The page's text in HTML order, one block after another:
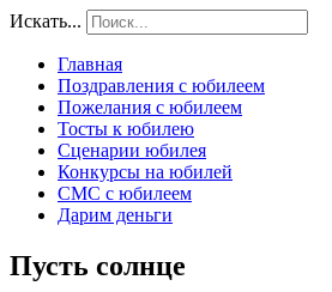
Искать...
Главная
Поздравления с юбилеем
Пожелания с юбилеем
Тосты к юбилею
Сценарии юбилея
Конкурсы на юбилей
СМС с юбилеем
Дарим деньги
Пусть солнце